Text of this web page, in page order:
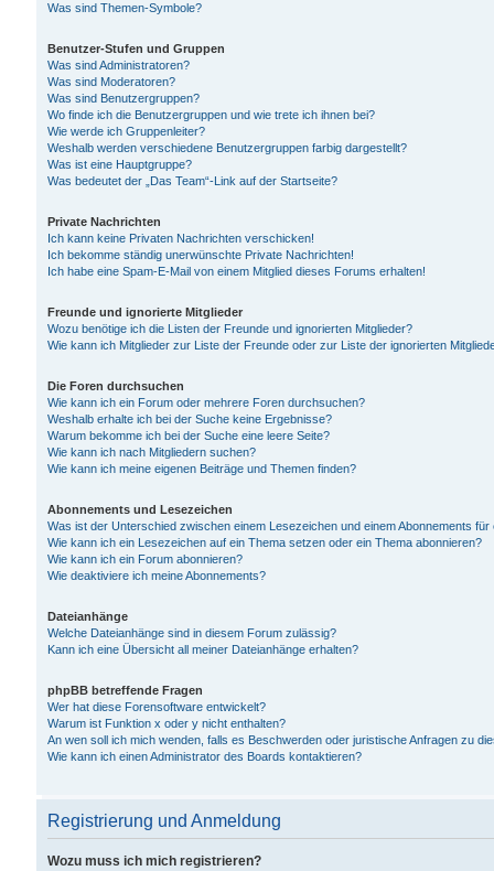
Was sind Themen-Symbole?
Benutzer-Stufen und Gruppen
Was sind Administratoren?
Was sind Moderatoren?
Was sind Benutzergruppen?
Wo finde ich die Benutzergruppen und wie trete ich ihnen bei?
Wie werde ich Gruppenleiter?
Weshalb werden verschiedene Benutzergruppen farbig dargestellt?
Was ist eine Hauptgruppe?
Was bedeutet der „Das Team“-Link auf der Startseite?
Private Nachrichten
Ich kann keine Privaten Nachrichten verschicken!
Ich bekomme ständig unerwünschte Private Nachrichten!
Ich habe eine Spam-E-Mail von einem Mitglied dieses Forums erhalten!
Freunde und ignorierte Mitglieder
Wozu benötige ich die Listen der Freunde und ignorierten Mitglieder?
Wie kann ich Mitglieder zur Liste der Freunde oder zur Liste der ignorierten
Die Foren durchsuchen
Wie kann ich ein Forum oder mehrere Foren durchsuchen?
Weshalb erhalte ich bei der Suche keine Ergebnisse?
Warum bekomme ich bei der Suche eine leere Seite?
Wie kann ich nach Mitgliedern suchen?
Wie kann ich meine eigenen Beiträge und Themen finden?
Abonnements und Lesezeichen
Was ist der Unterschied zwischen einem Lesezeichen und einem Abonnements
Wie kann ich ein Lesezeichen auf ein Thema setzen oder ein Thema abonnieren?
Wie kann ich ein Forum abonnieren?
Wie deaktiviere ich meine Abonnements?
Dateianhänge
Welche Dateianhänge sind in diesem Forum zulässig?
Kann ich eine Übersicht all meiner Dateianhänge erhalten?
phpBB betreffende Fragen
Wer hat diese Forensoftware entwickelt?
Warum ist Funktion x oder y nicht enthalten?
An wen soll ich mich wenden, falls es Beschwerden oder juristische Anfragen zu
Wie kann ich einen Administrator des Boards kontaktieren?
Registrierung und Anmeldung
Wozu muss ich mich registrieren?